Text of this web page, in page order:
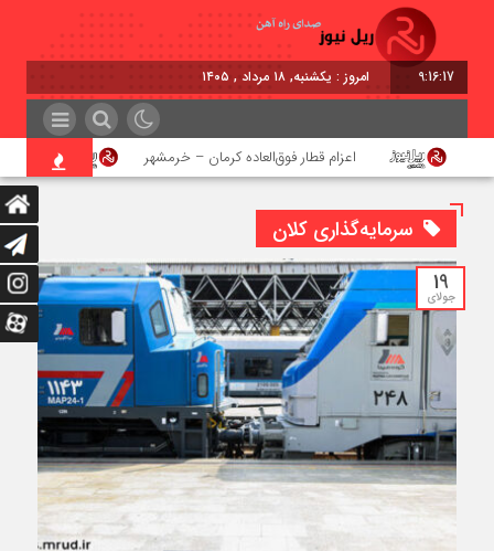
9:16:18 امروز : یکشنبه, ۱۸ مرداد , ۱۴۰۵
اعزام قطار فوق‌العاده کرمان – خرمشهر
سرمایه‌گذاری کلان
19
جولای